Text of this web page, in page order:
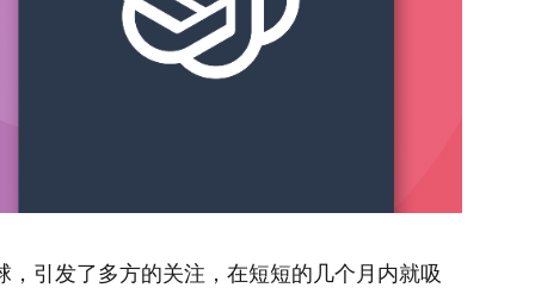
引发了多方的关注，在短短的几个月内就吸